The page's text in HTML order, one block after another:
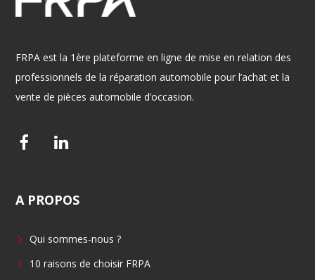
FRPA est la 1ère plateforme en ligne de mise en relation des
professionnels de la réparation automobile pour l’achat et la
vente de pièces automobile d’occasion.
F
e
o
o
L
k
d
i
A PROPOS
Qui sommes-nous ?
10 raisons de choisir FRPA